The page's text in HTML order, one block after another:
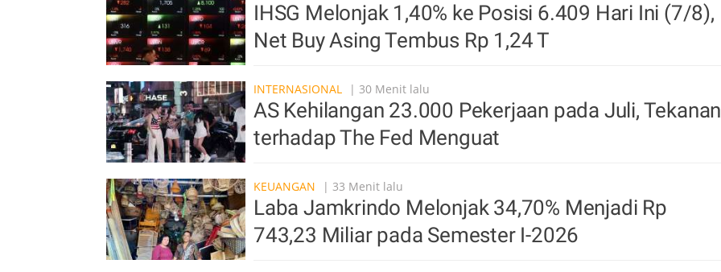
IHSG Melonjak 1,40% ke Posisi 6.409 Hari Ini (7/8),
Net Buy Asing Tembus Rp 1,24 T
INTERNASIONAL | 30 Menit lalu
AS Kehilangan 23.000 Pekerjaan pada Juli, Tekanan
terhadap The Fed Menguat
KEUANGAN | 33 Menit lalu
Laba Jamkrindo Melonjak 34,70% Menjadi Rp
743,23 Miliar pada Semester I-2026